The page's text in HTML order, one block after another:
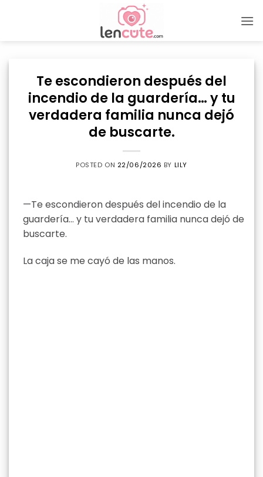
Te escondieron después del
incendio de la guardería… y tu
verdadera familia nunca dejó
de buscarte.
POSTED ON 22/06/2026 BY LILY
—Te escondieron después del incendio de la
guardería… y tu verdadera familia nunca dejó de
buscarte.
La caja se me cayó de las manos.